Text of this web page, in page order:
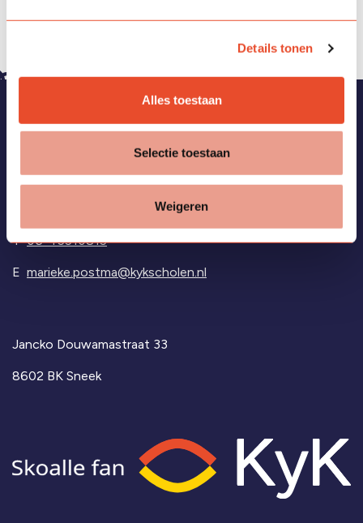
Details tonen
Alles toestaan
Selectie toestaan
Weigeren
Vragen?
veelgestelde vragenof neem contact met ons
T06-45510815
E marieke.postma@kykscholen.nl
Jancko Douwamastraat 33
8602 BK Sneek